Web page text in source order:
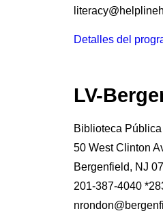
Detalles del
LV-
Biblioteca
50 West Clinton
Bergenfield, NJ
201-387-4040